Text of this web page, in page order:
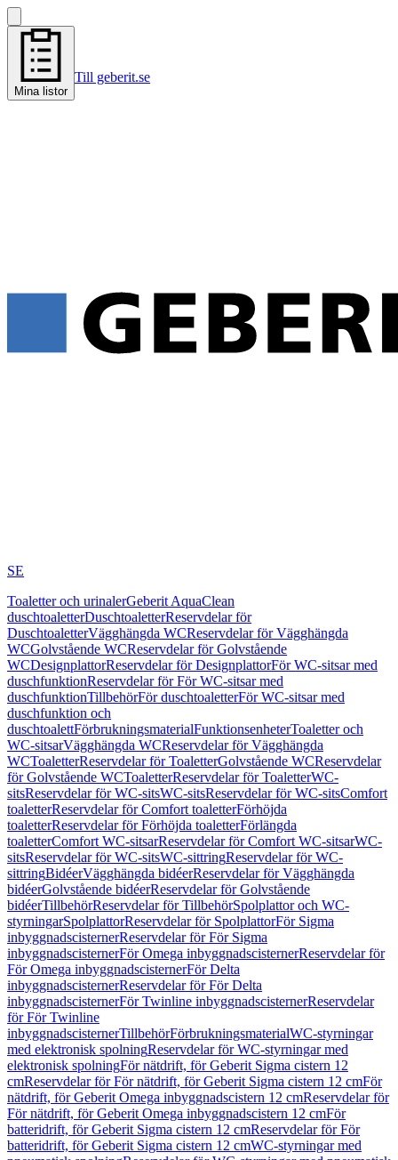
Mina listor
Till geberit.se
SE
Toaletter och urinalerGeberit AquaClean
duschtoaletterDuschtoaletterReservdelar för
DuschtoaletterVägghängda WCReservdelar för Vägghängda
WCGolvstående WCReservdelar för Golvstående
WCDesignplattorReservdelar för DesignplattorFör WC-sitsar med
duschfunktionReservdelar för För WC-sitsar med
duschfunktionTillbehörFör duschtoaletterFör WC-sitsar med
duschfunktion och
duschtoalettFörbrukningsmaterialFunktionsenheterToaletter och
WC-sitsarVägghängda WCReservdelar för Vägghängda
WCToaletterReservdelar för ToaletterGolvstående WCReservdelar
för Golvstående WCToaletterReservdelar för ToaletterWC-
sitsReservdelar för WC-sitsWC-sitsReservdelar för WC-sitsComfort
toaletterReservdelar för Comfort toaletterFörhöjda
toaletterReservdelar för Förhöjda toaletterFörlängda
toaletterComfort WC-sitsarReservdelar för Comfort WC-sitsarWC-
sitsReservdelar för WC-sitsWC-sittringReservdelar för WC-
sittringBidéerVägghängda bidéerReservdelar för Vägghängda
bidéerGolvstående bidéerReservdelar för Golvstående
bidéerTillbehörReservdelar för TillbehörSpolplattor och WC-
styrningarSpolplattorReservdelar för SpolplattorFör Sigma
inbyggnadscisternerReservdelar för För Sigma
inbyggnadscisternerFör Omega inbyggnadscisternerReservdelar för
För Omega inbyggnadscisternerFör Delta
inbyggnadscisternerReservdelar för För Delta
inbyggnadscisternerFör Twinline inbyggnadscisternerReservdelar
för För Twinline
inbyggnadscisternerTillbehörFörbrukningsmaterialWC-styrningar
med elektronisk spolningReservdelar för WC-styrningar med
elektronisk spolningFör nätdrift, för Geberit Sigma cistern 12
cmReservdelar för För nätdrift, för Geberit Sigma cistern 12 cmFör
nätdrift, för Geberit Omega inbyggnadscistern 12 cmReservdelar för
För nätdrift, för Geberit Omega inbyggnadscistern 12 cmFör
batteridrift, för Geberit Sigma cistern 12 cmReservdelar för För
batteridrift, för Geberit Sigma cistern 12 cmWC-styrningar med